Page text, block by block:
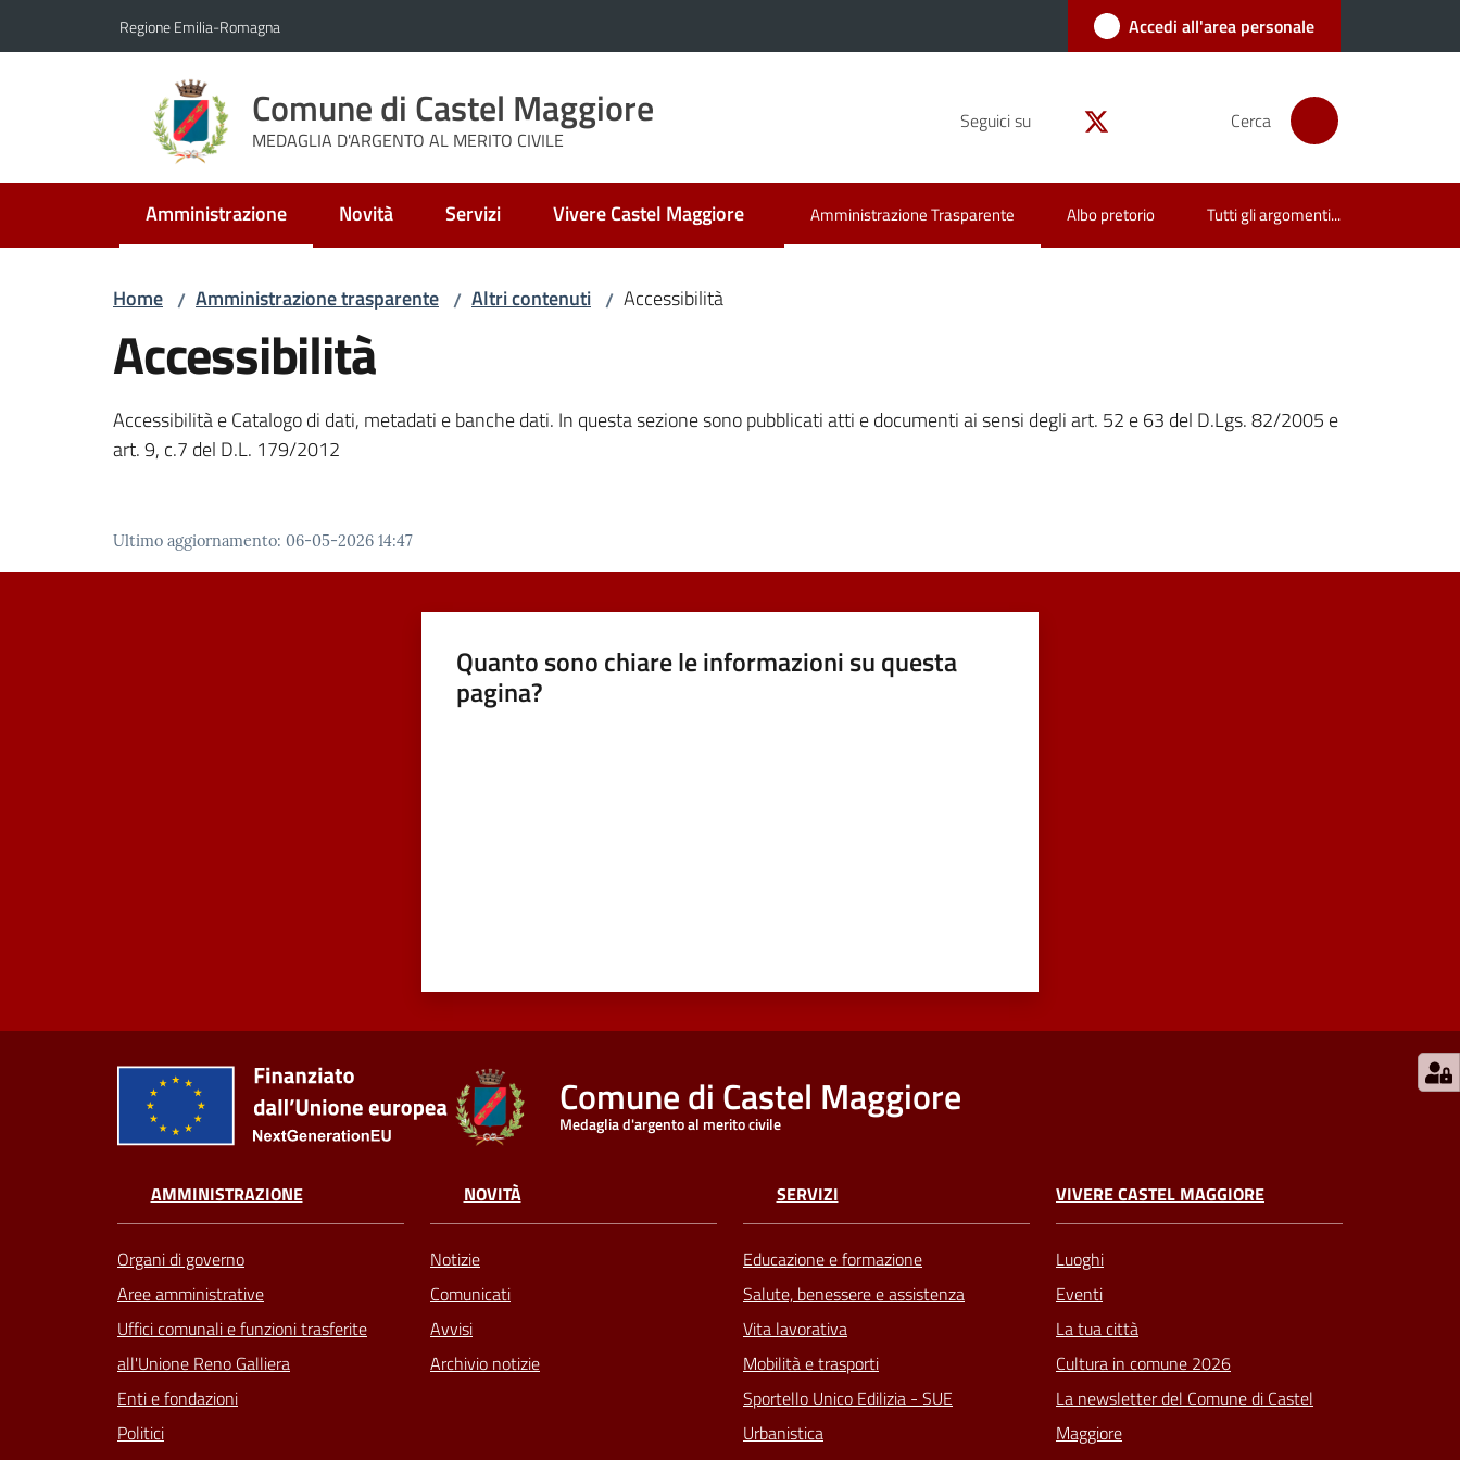
Regione Emilia-Romagna Accedi all'area personale
Comune di Castel Maggiore
MEDAGLIA D'ARGENTO AL MERITO CIVILE
Seguici su Cerca
Amministrazione
Menu selezionato Novità Servizi Vivere Castel Maggiore Amministrazione Trasparente
Menu selezionato Albo pretorio Tutti gli argomenti...
Home / Amministrazione trasparente / Altri contenuti / Accessibilità
Accessibilità
Accessibilità e Catalogo di dati, metadati e banche dati. In questa sezione sono pubblicati atti e documenti ai sensi degli art. 52 e 63 del D.Lgs. 82/2005 e
art. 9, c.7 del D.L. 179/2012
Ultimo aggiornamento: 06-05-2026 14:47
Quanto sono chiare le informazioni su questa
pagina?
Comune di Castel Maggiore
Medaglia d'argento al merito civile
AMMINISTRAZIONE
Organi di governo
Aree amministrative
Uffici comunali e funzioni trasferite
all'Unione Reno Galliera
Enti e fondazioni
Politici
NOVITÀ
Notizie
Comunicati
Avvisi
Archivio notizie
SERVIZI
Educazione e formazione
Salute, benessere e assistenza
Vita lavorativa
Mobilità e trasporti
Sportello Unico Edilizia - SUE
Urbanistica
VIVERE CASTEL MAGGIORE
Luoghi
Eventi
La tua città
Cultura in comune 2026
La newsletter del Comune di Castel
Maggiore